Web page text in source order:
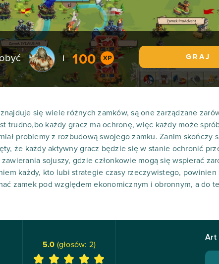
i 100 GRAJ
się wiele różnych zamków, są one zarządzane
trudno,bo każdy gracz ma ochronę, więc każdy może
problemy z rozbudową swojego zamku. Zanim skończy
że każdy aktywny gracz będzie się w stanie ochronić
sojuszy, gdzie członkowie mogą się wspierać
każdy, kto lubi strategie czasy rzeczywistego, powinien
zamek pod względem ekonomicznym i obronnym, a do
5.0 (głosów: 2)
Art